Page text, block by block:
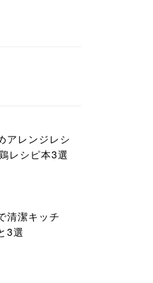
アレンジレシ
レシピ本3選
清潔キッチ
3選